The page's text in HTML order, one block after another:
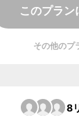
このプラン
その他のプ
8